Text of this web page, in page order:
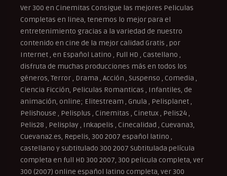
Ver 300 en Cinemitas Consigue las mejores Peliculas
Completas en linea, tenemos lo mejor para el
entretenimiento gracias a la variedad de nuestro
contenido en cine de la mejor calidad Gratis , por
Internet , en Español Latino , Full HD , Castellano ,
disfruta de muchas producciones más en todos los
géneros, Terror , Drama , Acción , Suspenso , Comedia ,
Ciencia Ficción, Peliculas Romanticas , Infantiles, de
animación, online; Elitestream , Gnula , Pelisplanet ,
Pelishouse , Pelisplus , Cinemitas , Cinetux , Pelis24 ,
Pelis28 , Pelisplay , Inkapelis , Cinecalidad , Cuevana3,
Cuevana2.es, Repelis, 300 2007 español latino ,
castellano y subtitulado 300 2007 Subtitulada película
completa en full HD 300 2007, 300 pelicula completa, ver
300 (2007) online español latino completa, ver 300